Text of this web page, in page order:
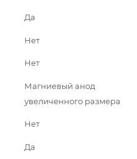
Да
Нет
Нет
Магниевый анод
увеличенного размера
Нет
Да